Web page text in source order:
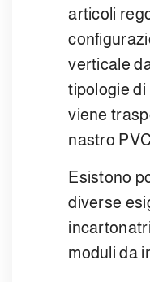
articoli
verticale
tipologie di
viene
nastro
Esistono
diverse
moduli da